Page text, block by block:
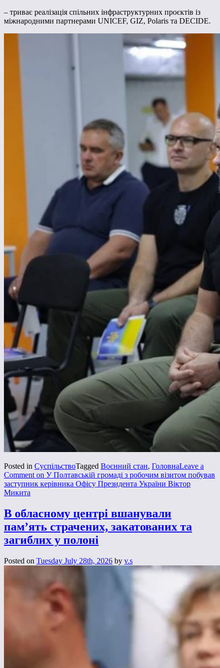
– триває реалізація спільних інфраструктурних проєктів із
міжнародними партнерами UNICEF, GIZ, Polaris та DECIDE.
Posted in СуспільствоTagged Воєнний стан, ГоловнаLeave a
Comment on У Полтавській громаді з робочим візитом побував
заступник керівника Офісу Президента України Віктор
Микита
В обласному центрі вшанували
пам’ять страчених, закатованих та
загиблих у полоні
Posted on Tuesday July 28th, 2026 by v.s